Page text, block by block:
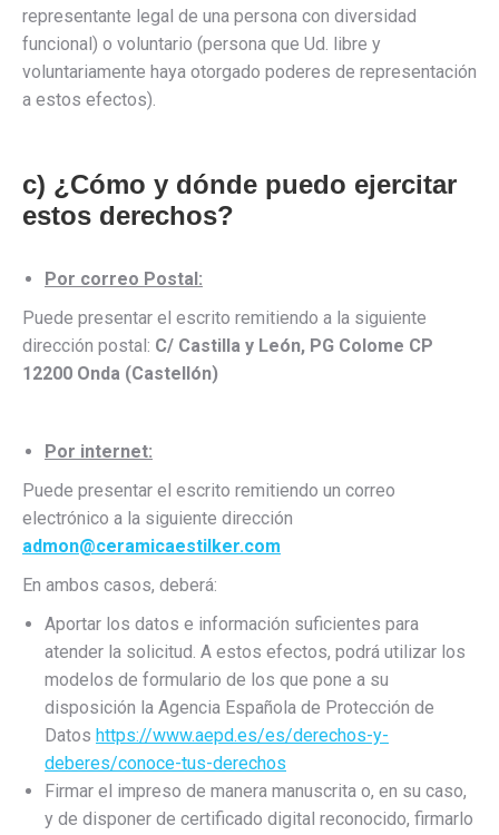
representante legal de una persona con diversidad
funcional) o voluntario (persona que Ud. libre y
voluntariamente haya otorgado poderes de representación
a estos efectos).
c) ¿Cómo y dónde puedo ejercitar
estos derechos?
Por correo Postal:
Puede presentar el escrito remitiendo a la siguiente
dirección postal: C/ Castilla y León, PG Colome CP
12200 Onda (Castellón)
Por internet:
Puede presentar el escrito remitiendo un correo
electrónico a la siguiente dirección
admon@ceramicaestilker.com
En ambos casos, deberá:
Aportar los datos e información suficientes para
atender la solicitud. A estos efectos, podrá utilizar los
modelos de formulario de los que pone a su
disposición la Agencia Española de Protección de
Datos https://www.aepd.es/es/derechos-y-
deberes/conoce-tus-derechos
Firmar el impreso de manera manuscrita o, en su caso,
y de disponer de certificado digital reconocido, firmarlo